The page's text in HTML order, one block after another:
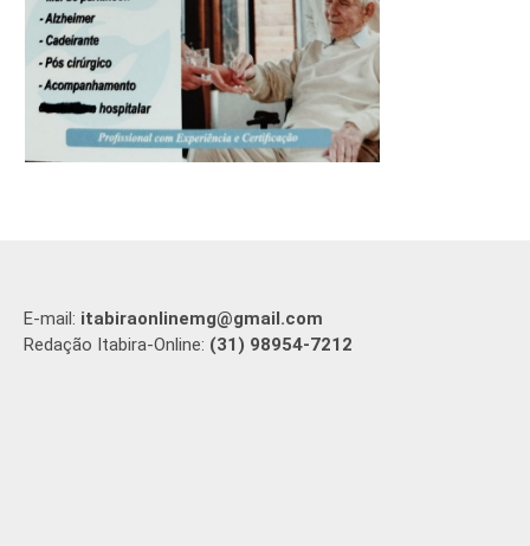
E-mail: itabiraonlinemg@gmail.com
Redação Itabira-Online: (31) 98954-7212